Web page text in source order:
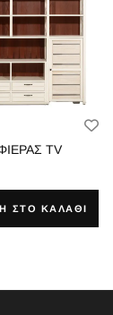
TV
ΣΤΟ ΚΑΛΑΘΙ